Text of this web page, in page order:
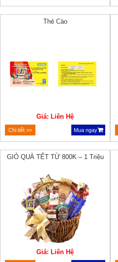
Thẻ Cào
Giá: Liên Hệ
Chi tiết >> Mua ngay
GIỎ QUÀ TẾT TỪ 800K – 1 Triệu
Giá: Liên Hệ